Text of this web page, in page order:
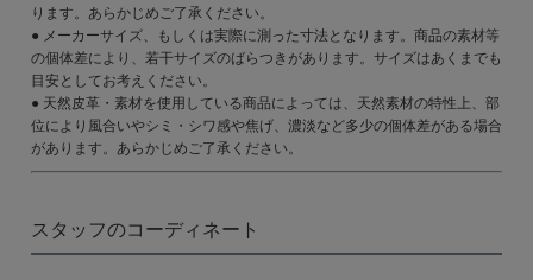
ります。あらかじめご了承ください。
● メーカーサイズ、もしくは実際に測った寸法となります。商品の素材等
の個体差により、若干サイズのばらつきがあります。サイズはあくまでも
目安としてお考えください。
● 天然皮革・素材を使用している商品によっては、天然素材の特性上、部
位により風合いやシミ・シワ感や焦げ、濃淡など多少の個体差がある場合
があります。あらかじめご了承ください。
スタッフのコーディネート